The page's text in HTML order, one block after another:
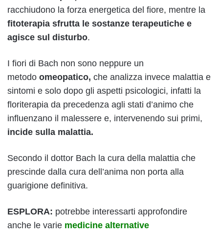
racchiudono la forza energetica del fiore, mentre la
fitoterapia sfrutta le sostanze terapeutiche e
agisce sul disturbo.
I fiori di Bach non sono neppure un
metodo omeopatico, che analizza invece malattia e
sintomi e solo dopo gli aspetti psicologici, infatti la
floriterapia da precedenza agli stati d’animo che
influenzano il malessere e, intervenendo sui primi,
incide sulla malattia.
Secondo il dottor Bach la cura della malattia che
prescinde dalla cura dell’anima non porta alla
guarigione definitiva.
ESPLORA: potrebbe interessarti approfondire
anche le varie medicine alternative